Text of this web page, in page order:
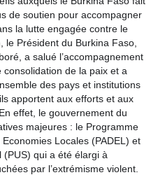
de soutien pour accompagner
la lutte engagée contre le
Président du Burkina Faso,
a salué l’accompagnement
consolidation de la paix et a
des pays et institutions
apportent aux efforts et aux
effet, le gouvernement du
majeures : le Programme
Locales (PADEL) et
(PUS) qui a été élargi à
par l’extrémisme violent.